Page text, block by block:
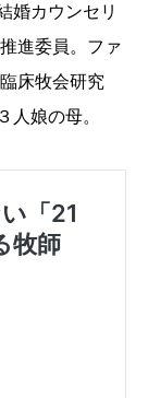
婚カウンセリ
進委員。ファ
床牧会研究
人娘の母。